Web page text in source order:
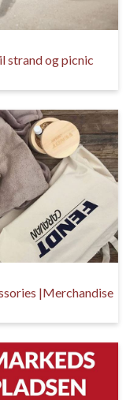
strand og picnic
|Merchandise